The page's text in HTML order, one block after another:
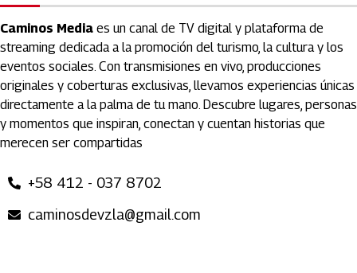
Caminos Media es un canal de TV digital y plataforma de
streaming dedicada a la promoción del turismo, la cultura y los
eventos sociales. Con transmisiones en vivo, producciones
originales y coberturas exclusivas, llevamos experiencias únicas
directamente a la palma de tu mano. Descubre lugares, personas
y momentos que inspiran, conectan y cuentan historias que
merecen ser compartidas
+58 412 - 037 8702
caminosdevzla@gmail.com